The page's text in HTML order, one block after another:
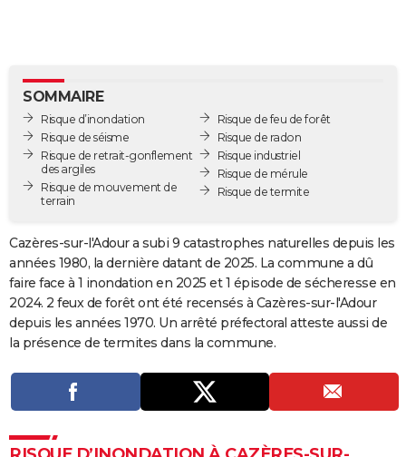
BONS PLANS
CARTE DE VOEUX
Carte de Noël
Carte Bonne année
Carte Saint-Valentin
Carte Pâques
Carte d'anniversaire
DICTIONNAIRE
Dictionnaire
Biographies
Citations
Expressions
Proverbes
PROGRAMME TV
COPAINS D'AVANT
S'inscrire
Se connecter
Lycées
Collèges
Primaires
Universités
Entreprises
Service militaire
Avis de recherche
AVIS DE DÉCÈS
FORUM
Bricolage
Lifestyle
Culture
Sport
Auto
Television
Voyage
Cinema
SOMMAIRE
Risque d’inondation
Risque de séisme
Risque de retrait-gonflement
des argiles
Risque de mouvement de
terrain
Risque de feu de forêt
Risque de radon
Risque industriel
Risque de mérule
Risque de termite
Cazères-sur-l'Adour a subi 9 catastrophes naturelles depuis les
années 1980, la dernière datant de 2025. La commune a dû
faire face à 1 inondation en 2025 et 1 épisode de sécheresse en
2024. 2 feux de forêt ont été recensés à Cazères-sur-l'Adour
depuis les années 1970. Un arrêté préfectoral atteste aussi de
la présence de termites dans la commune.